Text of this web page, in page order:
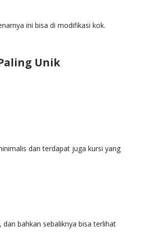
ini bisa di modifikasi kok.
Unik
dan terdapat juga kursi yang
bahkan sebaliknya bisa terlihat